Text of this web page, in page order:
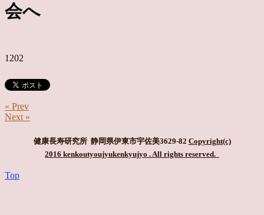
会へ
1202
« Prev
Next »
健康長寿研究所 静岡県伊東市宇佐美3629-82 Copyright(c)
2016 kenkoutyoujyukenkyujyo . All rights reserved.
Top